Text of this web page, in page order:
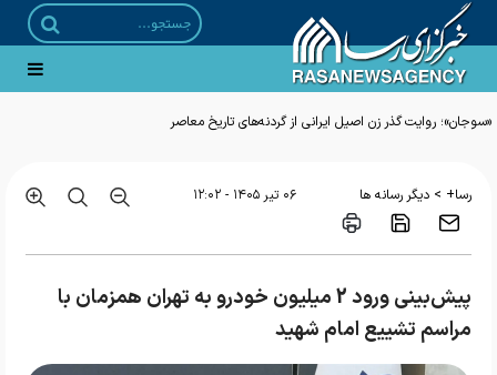
«سوجان»؛ روایت گذر زن اصیل ایرانی از گردنه‌های تاریخ معاصر
رسا+ > دیگر رسانه ها ۰۶ تير ۱۴۰۵ - ۱۲:۰۲
پیش‌بینی ورود 2 میلیون خودرو به تهران همزمان با
مراسم تشییع امام شهید